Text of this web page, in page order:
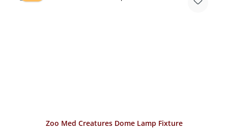
Zoo Med Creatures Dome Lamp Fixture